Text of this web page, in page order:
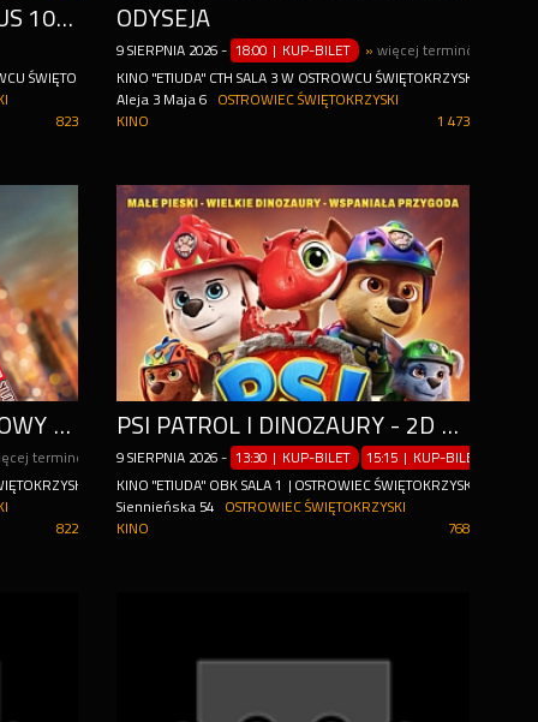
LETNIA AKADEMIA (TURNUS 10-14 SIERPNIA)
ŚWIĘTOKRZYSKIM
823
ODYSEJA
9 SIERPNIA 2026 - 18:00 | KUP-BILET »więcej terminów
KINO "ETIUDA" CTH SALA 3 W OSTROWCU ŚWIĘTOKRZYSKIM
Aleja 3 Maja 6
OSTROWIEC ŚWIĘTOKRZYSKI
1 473
KINO
SPIDER-MAN. CAŁKIEM NOWY DZIEŃ - 2D DUBBING
terminów
822
PSI PATROL I DINOZAURY - 2D DUBBING
9 SIERPNIA 2026 - 13:30 | KUP-BILET 15:15 | KUP-BILET
KINO "ETIUDA" OBK SALA 1 |OSTROWIEC ŚWIĘTOKRZYSKI
Siennieńska 54
OSTROWIEC ŚWIĘTOKRZYSKI
768
KINO